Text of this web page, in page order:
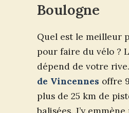
Boulogne
Quel est le meilleur
pour faire du vélo ?
dépend de votre
de Vincennes offre
plus de 25 km de